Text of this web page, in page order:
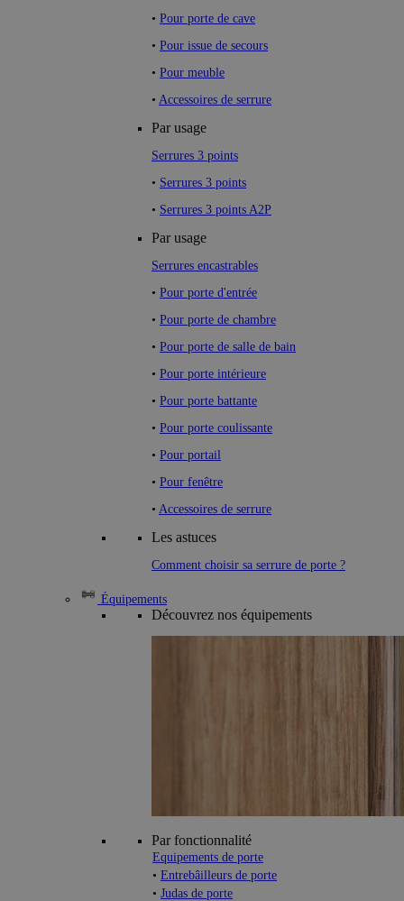
• Pour porte de cave
• Pour issue de secours
• Pour meuble
• Accessoires de serrure
Par usage
Serrures 3 points
• Serrures 3 points
• Serrures 3 points A2P
Par usage
Serrures encastrables
• Pour porte d'entrée
• Pour porte de chambre
• Pour porte de salle de bain
• Pour porte intérieure
• Pour porte battante
• Pour porte coulissante
• Pour portail
• Pour fenêtre
• Accessoires de serrure
Les astuces
Comment choisir sa serrure de porte ?
Équipements
Découvrez nos équipements
Par fonctionnalité
Equipements de porte
• Entrebâilleurs de porte
• Judas de porte